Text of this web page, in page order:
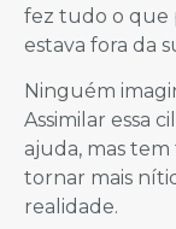
fez tudo o que
estava fora da
Ninguém
Assimilar essa
ajuda, mas
tornar mais
realidade.